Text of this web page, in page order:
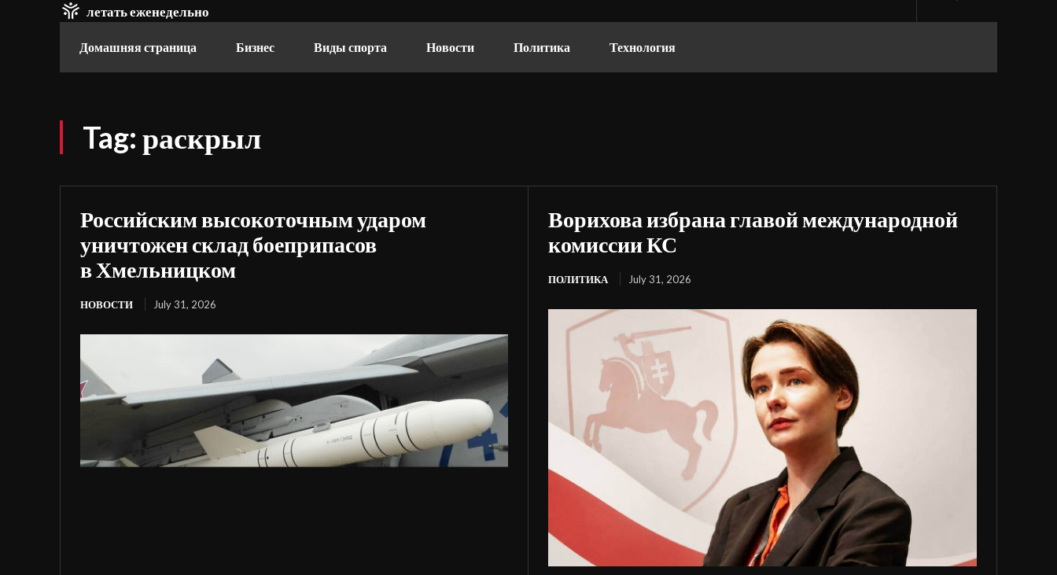
летать еженедельно
Домашняя страница Бизнес Виды спорта Новости Политика Технология
Tag:раскрыл
Российским высокоточным ударом
уничтожен склад боеприпасов
в Хмельницком
НОВОСТИ July 31, 2026
Ворихова избрана главой международной
комиссии КС
ПОЛИТИКА July 31, 2026